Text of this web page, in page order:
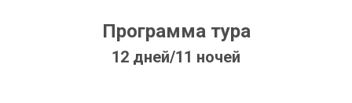
Программа тура
12 дней/11 ночей